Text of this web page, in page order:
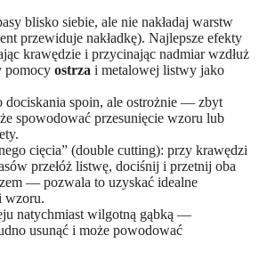
blisko siebie, ale nie nakładaj warstw
przewiduje nakładkę). Najlepsze efekty
krawędzie i przycinając nadmiar wzdłuż
pomocy ostrza i metalowej listwy jako
dociskania spoin, ale ostrożnie — zbyt
spowodować przesunięcie wzoru lub
cięcia” (double cutting): przy krawędzi
przełóż listwę, dociśnij i przetnij oba
— pozwala to uzyskać idealne
wzoru.
natychmiast wilgotną gąbką —
usunąć i może powodować